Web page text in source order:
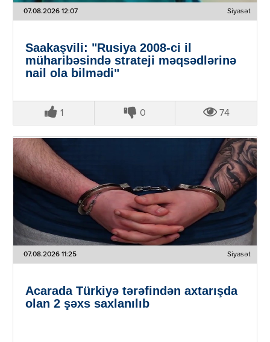
07.08.2026 12:07 Siyasət
Saakaşvili: "Rusiya 2008-ci il
müharibəsində strateji məqsədlərinə
nail ola bilmədi"
1 0 74
07.08.2026 11:25 Siyasət
Acarada Türkiyə tərəfindən axtarışda
olan 2 şəxs saxlanılıb